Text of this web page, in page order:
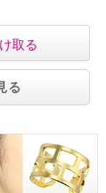
取る
る